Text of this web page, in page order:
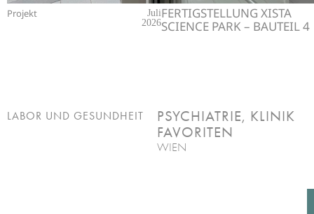
Projekt
Juli
2026
FERTIGSTELLUNG XISTA
SCIENCE PARK – BAUTEIL 4
LABOR UND GESUNDHEIT
PSYCHIATRIE, KLINIK
FAVORITEN
WIEN